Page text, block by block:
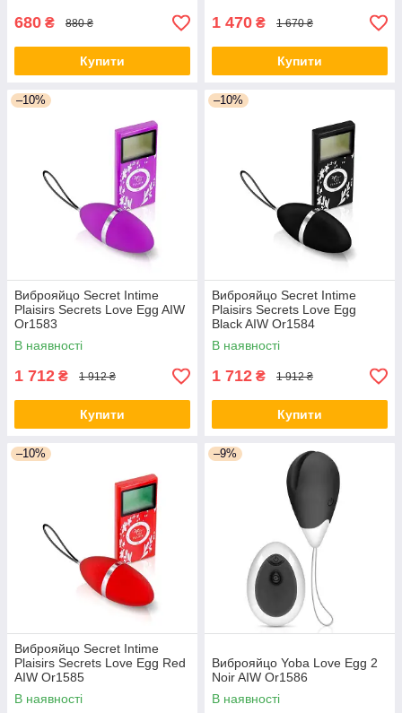
680 ₴ 880 ₴
Купити
1 470 ₴ 1 670 ₴
Купити
–10%
Виброяйцо Secret Intime
Plaisirs Secrets Love Egg AIW
Or1583
В наявності
1 712 ₴ 1 912 ₴
Купити
–10%
Виброяйцо Secret Intime
Plaisirs Secrets Love Egg
Black AIW Or1584
В наявності
1 712 ₴ 1 912 ₴
Купити
–10%
Виброяйцо Secret Intime
Plaisirs Secrets Love Egg Red
AIW Or1585
В наявності
–9%
Виброяйцо Yoba Love Egg 2
Noir AIW Or1586
В наявності